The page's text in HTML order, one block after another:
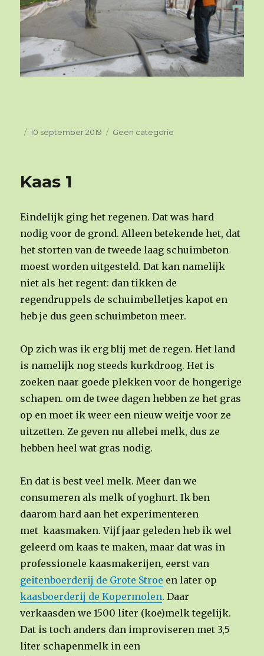
Geplaatst
10 september 2019 Categorieën
Geen categorie
Kaas 1
Eindelijk ging het regenen. Dat was hard
nodig voor de grond. Alleen betekende het, dat
het storten van de tweede laag schuimbeton
moest worden uitgesteld. Dat kan namelijk
niet als het regent: dan tikken de
regendruppels de schuimbelletjes kapot en
heb je dus geen schuimbeton meer.
Op zich was ik erg blij met de regen. Het land
is namelijk nog steeds kurkdroog. Het is
zoeken naar goede plekken voor de hongerige
schapen. om de twee dagen hebben ze het gras
op en moet ik weer een nieuw weitje voor ze
uitzetten. Ze geven nu allebei melk, dus ze
hebben heel wat gras nodig.
En dat is best veel melk. Meer dan we
consumeren als melk of yoghurt. Ik ben
daarom hard aan het experimenteren
met kaasmaken. Vijf jaar geleden heb ik wel
geleerd om kaas te maken, maar dat was in
professionele kaasmakerijen, eerst van
geitenboerderij de Grote Stroe en later op
kaasboerderij de Kopermolen. Daar
verkaasden we 1500 liter (koe)melk tegelijk.
Dat is toch anders dan improviseren met 3,5
liter schapenmelk in een